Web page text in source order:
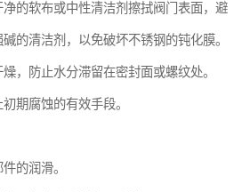
的软布或中性清洁剂擦拭阀门表面，避
的清洁剂，以免破坏不锈钢的钝化膜。
，防止水分滞留在密封面或螺纹处。
期腐蚀的有效手段。
的润滑。